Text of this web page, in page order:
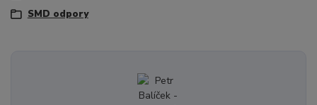
SMD odpory